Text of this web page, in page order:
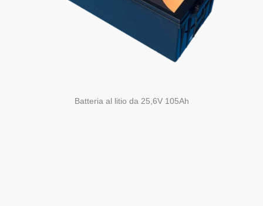
Batteria al litio da 25,6V 105Ah